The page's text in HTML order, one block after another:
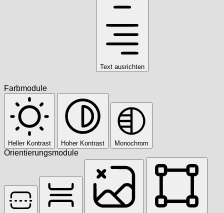
Text ausrichten
Farbmodule
Heller Kontrast Hoher Kontrast Monochrom
Orientierungsmodule